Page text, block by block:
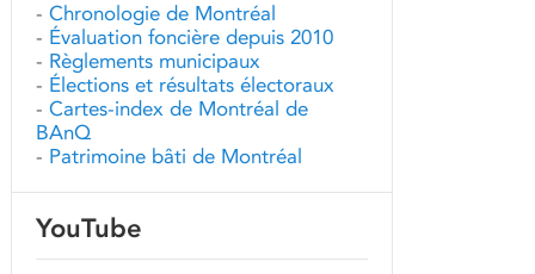
- Chronologie de Montréal
- Évaluation foncière depuis 2010
- Règlements municipaux
- Élections et résultats électoraux
- Cartes-index de Montréal de
BAnQ
- Patrimoine bâti de Montréal
YouTube